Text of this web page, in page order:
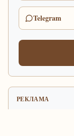
Telegram
РЕКЛАМА